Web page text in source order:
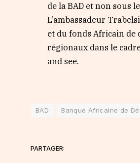
de la BAD et non sous
L’ambassadeur
et du fonds Africain de
régionaux dans le
and see.
BAD Banque Africaine de
PARTAGER: